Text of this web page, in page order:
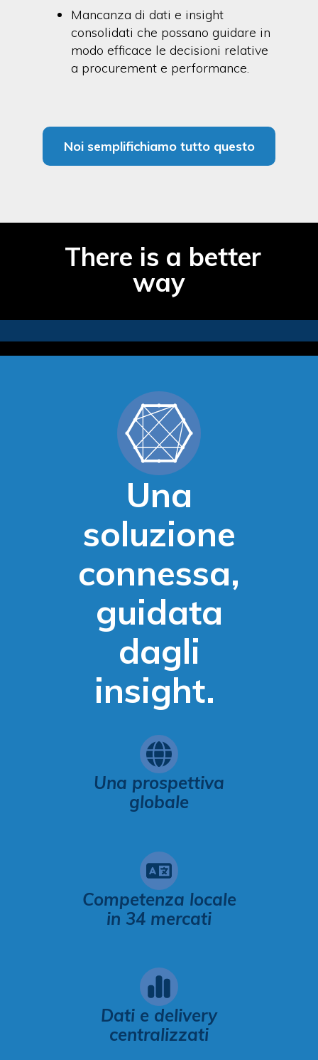
Mancanza di dati e insight
consolidati che possano guidare in
modo efficace le decisioni relative
a procurement e performance.
Noi semplifichiamo tutto questo
There is a better
way
Una
soluzione
connessa,
guidata
dagli
insight.
Una prospettiva
globale
Competenza locale
in 34 mercati
Dati e delivery
centralizzati